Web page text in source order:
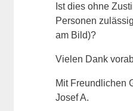
Ist dies ohne
Personen
am Bild)?
Vielen Dank
Mit Freundlichen
Josef A.